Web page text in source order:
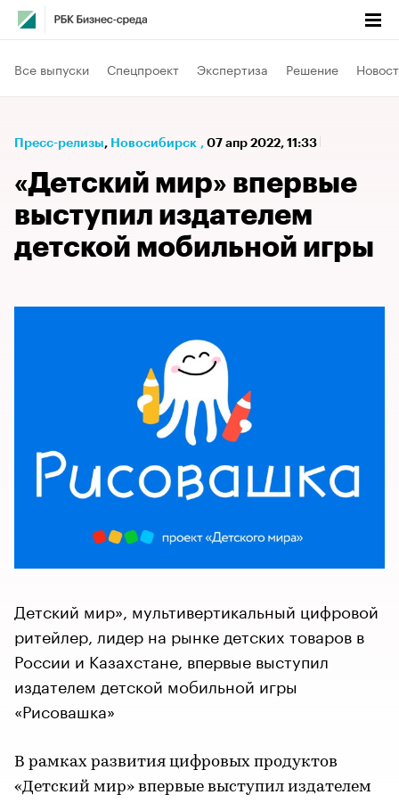
Все выпуски Спецпроект Экспертиза Решение
Пресс-релизы⁠, Новосибирск , 07 апр 2022, 11:33
«Детский мир» впервые
выступил издателем
детской мобильной игры
Детский мир», мультивертикальный цифровой
ритейлер, лидер на рынке детских товаров в
России и Казахстане, впервые выступил
издателем детской мобильной игры
«Рисовашка»
В рамках развития цифровых продуктов
«Детский мир» впервые выступил издателем